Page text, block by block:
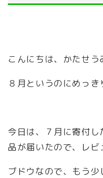
こんにちは、かたせう
８月というのにめっき
今日は、７月に寄付
品が届いたので、レビ
ブドウなので、もう